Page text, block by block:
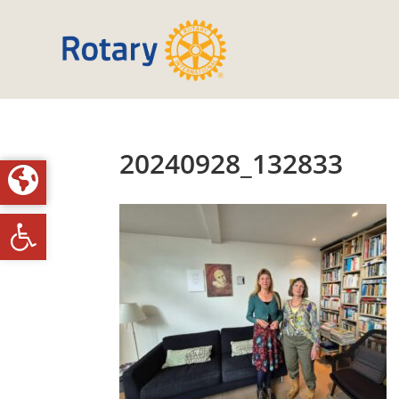
Toolbar openen
20240928_132833